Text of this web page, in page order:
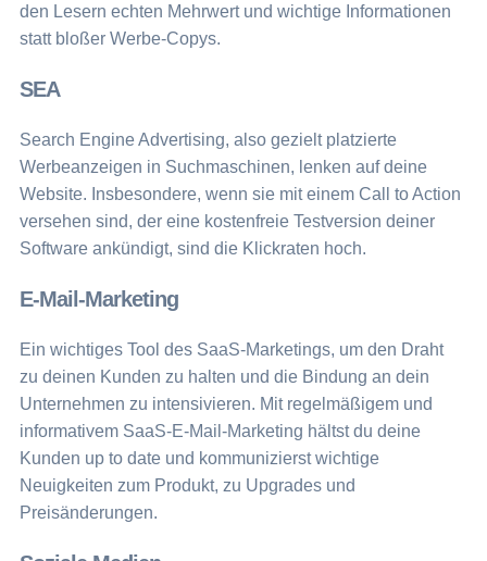
den Lesern echten Mehrwert und wichtige Informationen
statt bloßer Werbe-Copys.
SEA
Search Engine Advertising, also gezielt platzierte
Werbeanzeigen in Suchmaschinen, lenken auf deine
Website. Insbesondere, wenn sie mit einem Call to Action
versehen sind, der eine kostenfreie Testversion deiner
Software ankündigt, sind die Klickraten hoch.
E-Mail-Marketing
Ein wichtiges Tool des SaaS-Marketings, um den Draht
zu deinen Kunden zu halten und die Bindung an dein
Unternehmen zu intensivieren. Mit regelmäßigem und
informativem SaaS-E-Mail-Marketing hältst du deine
Kunden up to date und kommunizierst wichtige
Neuigkeiten zum Produkt, zu Upgrades und
Preisänderungen.